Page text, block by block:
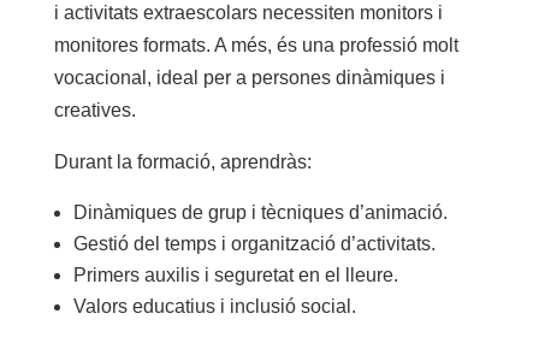
i activitats extraescolars necessiten monitors i
monitores formats. A més, és una professió molt
vocacional, ideal per a persones dinàmiques i
creatives.
Durant la formació, aprendràs:
Dinàmiques de grup i tècniques d’animació.
Gestió del temps i organització d’activitats.
Primers auxilis i seguretat en el lleure.
Valors educatius i inclusió social.